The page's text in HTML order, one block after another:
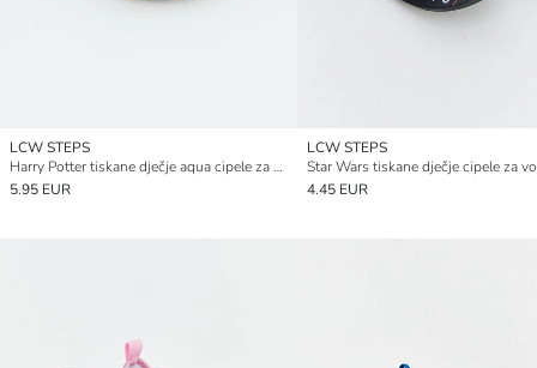
LCW STEPS
Harry Potter tiskane dječje aqua cipele za vodu
5.95 EUR
LCW STEPS
Star Wars tiskane dječje cipele za
4.45 EUR